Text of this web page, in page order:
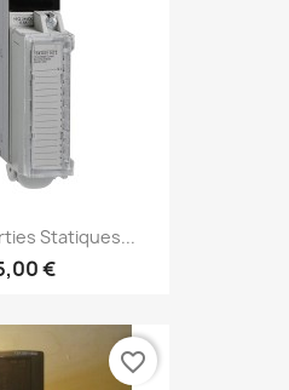
Statiques...
€
favorite_border